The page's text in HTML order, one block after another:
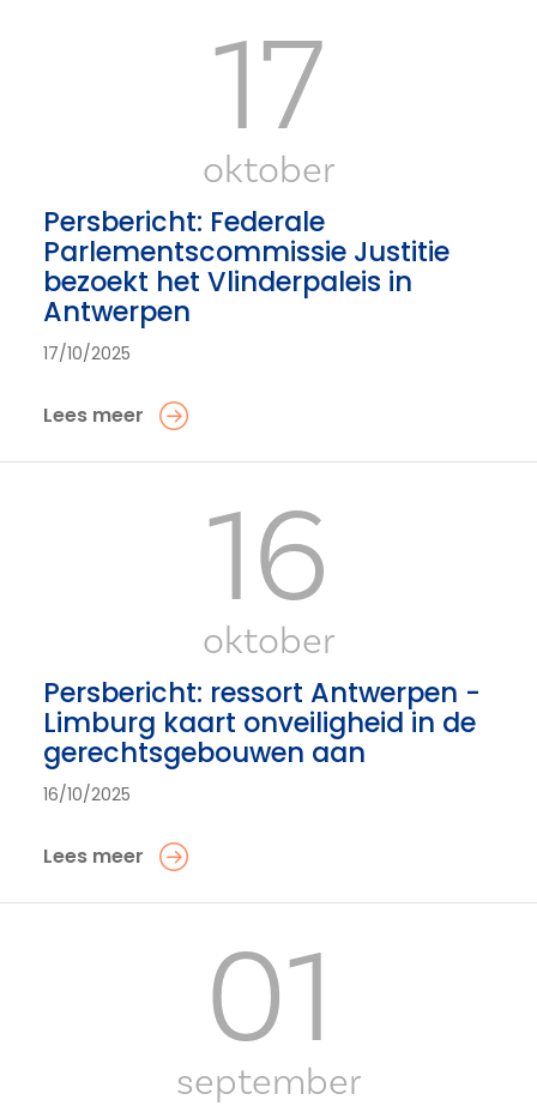
17
oktober
Persbericht: Federale
Parlementscommissie Justitie
bezoekt het Vlinderpaleis in
Antwerpen
17/10/2025
Lees meer
16
oktober
Persbericht: ressort Antwerpen -
Limburg kaart onveiligheid in de
gerechtsgebouwen aan
16/10/2025
Lees meer
01
september